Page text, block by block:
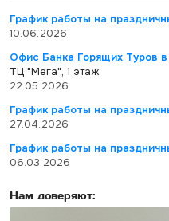
График работы на
10.06.2026
Офис Банка Горящих Туров
ТЦ "Мега", 1 этаж
22.05.2026
График работы на
27.04.2026
График работы на
06.03.2026
Нам доверяют: